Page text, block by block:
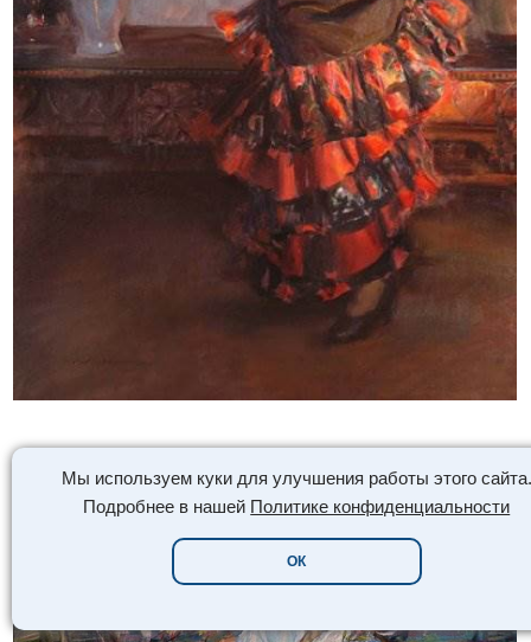
Мы используем куки для улучшения работы этого сайта.
Подробнее в нашей Политике конфиденциальности
ОК